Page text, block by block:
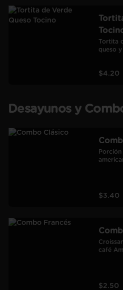
Tortita
queso
$4.20
Desayunos y
$3.40
café
$2.50